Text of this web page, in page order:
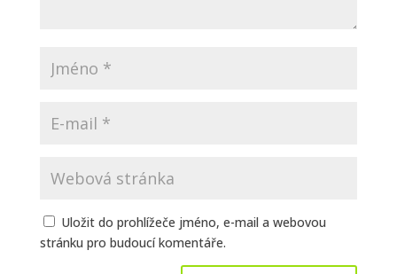
Uložit do prohlížeče jméno, e-mail a webovou
stránku pro budoucí komentáře.